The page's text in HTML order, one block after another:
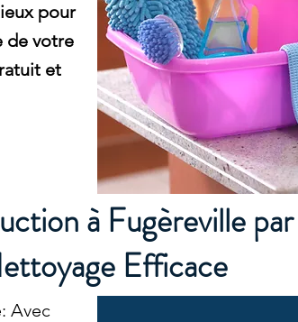
pour
de votre
et
à Fugèreville
Efficace
Avec